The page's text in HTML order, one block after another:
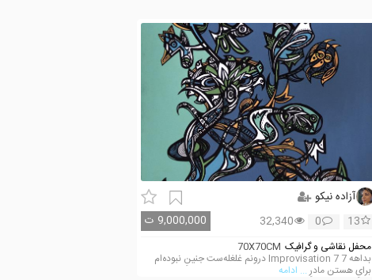
آزاده نیکو
9,000,000 ت 13
0
32,340
محفل نقاشی و گرافیک 70X70CM
بداهه 7 Improvisation 7 درونم غلغله‌ست جنینِ نبوده‌ام
برایِ هستن مادرِ... ادامه